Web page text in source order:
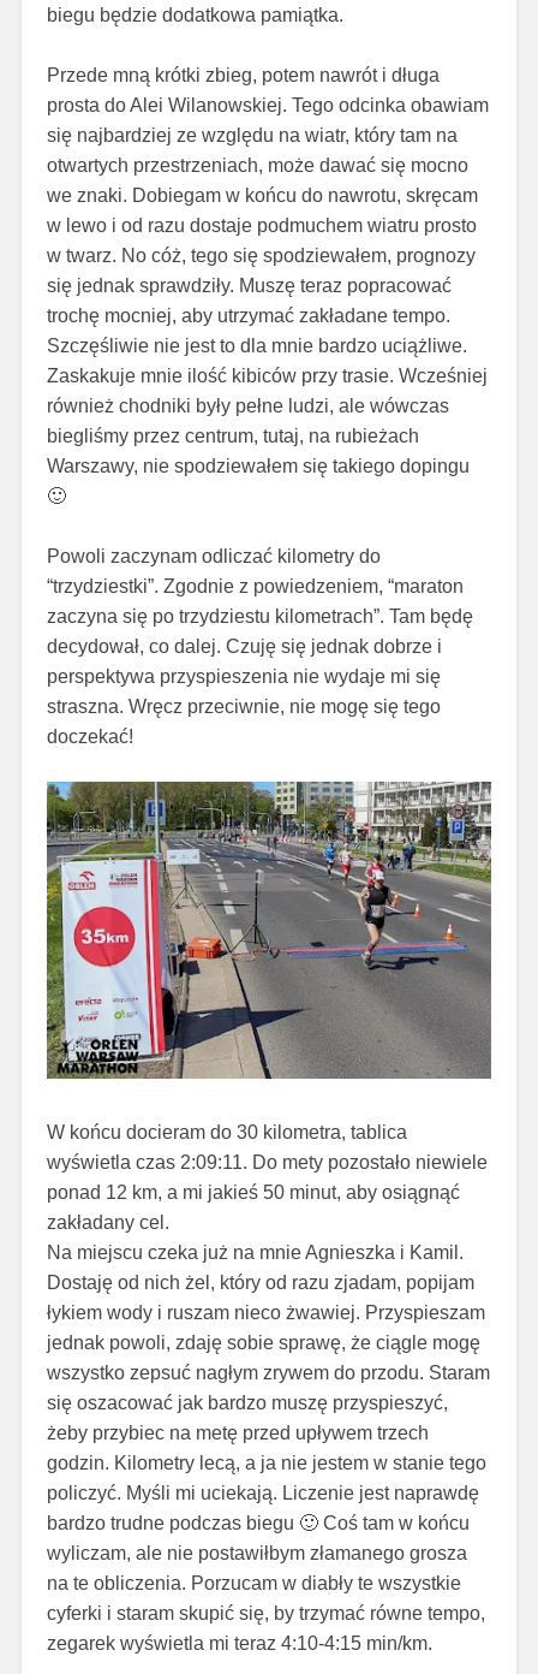
biegu będzie dodatkowa pamiątka.
Przede mną krótki zbieg, potem nawrót i długa
prosta do Alei Wilanowskiej. Tego odcinka obawiam
się najbardziej ze względu na wiatr, który tam na
otwartych przestrzeniach, może dawać się mocno
we znaki. Dobiegam w końcu do nawrotu, skręcam
w lewo i od razu dostaje podmuchem wiatru prosto
w twarz. No cóż, tego się spodziewałem, prognozy
się jednak sprawdziły. Muszę teraz popracować
trochę mocniej, aby utrzymać zakładane tempo.
Szczęśliwie nie jest to dla mnie bardzo uciążliwe.
Zaskakuje mnie ilość kibiców przy trasie. Wcześniej
również chodniki były pełne ludzi, ale wówczas
biegliśmy przez centrum, tutaj, na rubieżach
Warszawy, nie spodziewałem się takiego dopingu
🙂
Powoli zaczynam odliczać kilometry do
“trzydziestki”. Zgodnie z powiedzeniem, “maraton
zaczyna się po trzydziestu kilometrach”. Tam będę
decydował, co dalej. Czuję się jednak dobrze i
perspektywa przyspieszenia nie wydaje mi się
straszna. Wręcz przeciwnie, nie mogę się tego
doczekać!
W końcu docieram do 30 kilometra, tablica
wyświetla czas 2:09:11. Do mety pozostało niewiele
ponad 12 km, a mi jakieś 50 minut, aby osiągnąć
zakładany cel.
Na miejscu czeka już na mnie Agnieszka i Kamil.
Dostaję od nich żel, który od razu zjadam, popijam
łykiem wody i ruszam nieco żwawiej. Przyspieszam
jednak powoli, zdaję sobie sprawę, że ciągle mogę
wszystko zepsuć nagłym zrywem do przodu. Staram
się oszacować jak bardzo muszę przyspieszyć,
żeby przybiec na metę przed upływem trzech
godzin. Kilometry lecą, a ja nie jestem w stanie tego
policzyć. Myśli mi uciekają. Liczenie jest naprawdę
bardzo trudne podczas biegu 🙂 Coś tam w końcu
wyliczam, ale nie postawiłbym złamanego grosza
na te obliczenia. Porzucam w diabły te wszystkie
cyferki i staram skupić się, by trzymać równe tempo,
zegarek wyświetla mi teraz 4:10-4:15 min/km.